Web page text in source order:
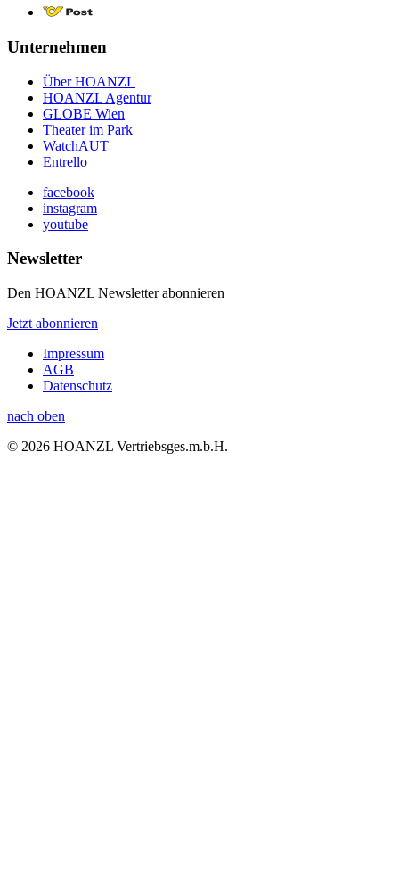
Unternehmen
Über HOANZL
HOANZL Agentur
GLOBE Wien
Theater im Park
WatchAUT
Entrello
facebook
instagram
youtube
Newsletter
Den HOANZL Newsletter abonnieren
Jetzt abonnieren
Impressum
AGB
Datenschutz
nach oben
© 2026 HOANZL Vertriebsges.m.b.H.